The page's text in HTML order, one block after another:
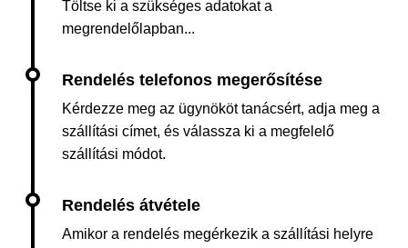
Töltse ki a szükséges adatokat a
megrendelőlapban...
Kérdezze meg az ügynököt tanácsért, adja meg a
szállítási címet, és válassza ki a megfelelő
szállítási módot.
Amikor a rendelés megérkezik a szállítási helyre